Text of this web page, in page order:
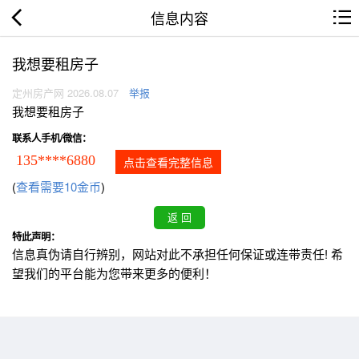
信息内容
我想要租房子
定州房产网 2026.08.07 举报
我想要租房子
联系人手机/微信：
135****6880 点击查看完整信息
(查看需要10金币)
特此声明：
信息真伪请自行辨别，网站对此不承担任何保证或连带责任! 希
望我们的平台能为您带来更多的便利！